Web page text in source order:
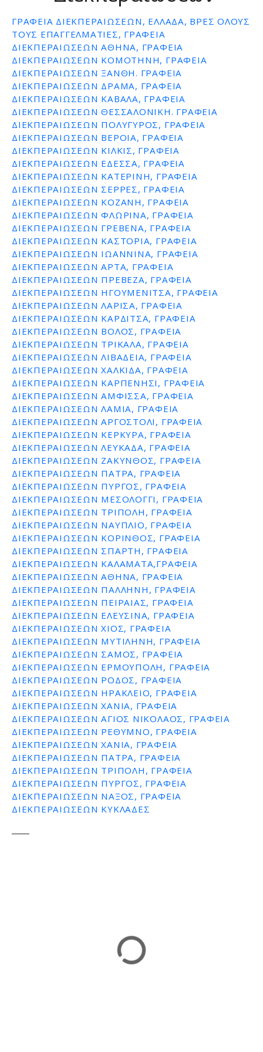
ΓΡΑΦΕΊΑ ΔΙΕΚΠΕΡΑΙΏΣΕΩΝ, ΕΛΛΆΔΑ, ΒΡΕΣ ΌΛΟΥΣ
ΤΟΥΣ ΕΠΑΓΓΕΛΜΑΤΊΕΣ, ΓΡΑΦΕΙΑ
ΔΙΕΚΠΕΡΑΙΩΣΕΩΝ ΑΘΗΝΑ, ΓΡΑΦΕΙΑ
ΔΙΕΚΠΕΡΑΙΩΣΕΩΝ ΚΟΜΟΤΗΝΗ, ΓΡΑΦΕΙΑ
ΔΙΕΚΠΕΡΑΙΩΣΕΩΝ ΞΑΝΘΗ. ΓΡΑΦΕΙΑ
ΔΙΕΚΠΕΡΑΙΩΣΕΩΝ ΔΡΑΜΑ, ΓΡΑΦΕΙΑ
ΔΙΕΚΠΕΡΑΙΩΣΕΩΝ ΚΑΒΑΛΑ, ΓΡΑΦΕΙΑ
ΔΙΕΚΠΕΡΑΙΩΣΕΩΝ ΘΕΣΣΑΛΟΝΙΚΗ. ΓΡΑΦΕΙΑ
ΔΙΕΚΠΕΡΑΙΩΣΕΩΝ ΠΟΛΥΓΥΡΟΣ, ΓΡΑΦΕΙΑ
ΔΙΕΚΠΕΡΑΙΩΣΕΩΝ ΒΕΡΟΙΑ, ΓΡΑΦΕΙΑ
ΔΙΕΚΠΕΡΑΙΩΣΕΩΝ ΚΙΛΚΙΣ, ΓΡΑΦΕΙΑ
ΔΙΕΚΠΕΡΑΙΩΣΕΩΝ ΕΔΕΣΣΑ, ΓΡΑΦΕΙΑ
ΔΙΕΚΠΕΡΑΙΩΣΕΩΝ ΚΑΤΕΡΙΝΗ, ΓΡΑΦΕΙΑ
ΔΙΕΚΠΕΡΑΙΩΣΕΩΝ ΣΕΡΡΕΣ, ΓΡΑΦΕΙΑ
ΔΙΕΚΠΕΡΑΙΩΣΕΩΝ ΚΟΖΑΝΗ, ΓΡΑΦΕΙΑ
ΔΙΕΚΠΕΡΑΙΩΣΕΩΝ ΦΛΩΡΙΝΑ, ΓΡΑΦΕΙΑ
ΔΙΕΚΠΕΡΑΙΩΣΕΩΝ ΓΡΕΒΕΝΑ, ΓΡΑΦΕΙΑ
ΔΙΕΚΠΕΡΑΙΩΣΕΩΝ ΚΑΣΤΟΡΙΑ, ΓΡΑΦΕΙΑ
ΔΙΕΚΠΕΡΑΙΩΣΕΩΝ ΙΩΑΝΝΙΝΑ, ΓΡΑΦΕΙΑ
ΔΙΕΚΠΕΡΑΙΩΣΕΩΝ ΑΡΤΑ, ΓΡΑΦΕΙΑ
ΔΙΕΚΠΕΡΑΙΩΣΕΩΝ ΠΡΕΒΕΖΑ, ΓΡΑΦΕΙΑ
ΔΙΕΚΠΕΡΑΙΩΣΕΩΝ ΗΓΟΥΜΕΝΙΤΣΑ, ΓΡΑΦΕΙΑ
ΔΙΕΚΠΕΡΑΙΩΣΕΩΝ ΛΑΡΙΣΑ, ΓΡΑΦΕΙΑ
ΔΙΕΚΠΕΡΑΙΩΣΕΩΝ ΚΑΡΔΙΤΣΑ, ΓΡΑΦΕΙΑ
ΔΙΕΚΠΕΡΑΙΩΣΕΩΝ ΒΟΛΟΣ, ΓΡΑΦΕΙΑ
ΔΙΕΚΠΕΡΑΙΩΣΕΩΝ ΤΡΙΚΑΛΑ, ΓΡΑΦΕΙΑ
ΔΙΕΚΠΕΡΑΙΩΣΕΩΝ ΛΙΒΑΔΕΙΑ, ΓΡΑΦΕΙΑ
ΔΙΕΚΠΕΡΑΙΩΣΕΩΝ ΧΑΛΚΙΔΑ, ΓΡΑΦΕΙΑ
ΔΙΕΚΠΕΡΑΙΩΣΕΩΝ ΚΑΡΠΕΝΗΣΙ, ΓΡΑΦΕΙΑ
ΔΙΕΚΠΕΡΑΙΩΣΕΩΝ ΑΜΦΙΣΣΑ, ΓΡΑΦΕΙΑ
ΔΙΕΚΠΕΡΑΙΩΣΕΩΝ ΛΑΜΙΑ, ΓΡΑΦΕΙΑ
ΔΙΕΚΠΕΡΑΙΩΣΕΩΝ ΑΡΓΟΣΤΟΛΙ, ΓΡΑΦΕΙΑ
ΔΙΕΚΠΕΡΑΙΩΣΕΩΝ ΚΕΡΚΥΡΑ, ΓΡΑΦΕΙΑ
ΔΙΕΚΠΕΡΑΙΩΣΕΩΝ ΛΕΥΚΑΔΑ, ΓΡΑΦΕΙΑ
ΔΙΕΚΠΕΡΑΙΩΣΕΩΝ ΖΑΚΥΝΘΟΣ, ΓΡΑΦΕΙΑ
ΔΙΕΚΠΕΡΑΙΩΣΕΩΝ ΠΑΤΡΑ, ΓΡΑΦΕΙΑ
ΔΙΕΚΠΕΡΑΙΩΣΕΩΝ ΠΥΡΓΟΣ, ΓΡΑΦΕΙΑ
ΔΙΕΚΠΕΡΑΙΩΣΕΩΝ ΜΕΣΟΛΟΓΓΙ, ΓΡΑΦΕΙΑ
ΔΙΕΚΠΕΡΑΙΩΣΕΩΝ ΤΡΙΠΟΛΗ, ΓΡΑΦΕΙΑ
ΔΙΕΚΠΕΡΑΙΩΣΕΩΝ ΝΑΥΠΛΙΟ, ΓΡΑΦΕΙΑ
ΔΙΕΚΠΕΡΑΙΩΣΕΩΝ ΚΟΡΙΝΘΟΣ, ΓΡΑΦΕΙΑ
ΔΙΕΚΠΕΡΑΙΩΣΕΩΝ ΣΠΑΡΤΗ, ΓΡΑΦΕΙΑ
ΔΙΕΚΠΕΡΑΙΩΣΕΩΝ ΚΑΛΑΜΑΤΑ,ΓΡΑΦΕΙΑ
ΔΙΕΚΠΕΡΑΙΩΣΕΩΝ ΑΘΗΝΑ, ΓΡΑΦΕΙΑ
ΔΙΕΚΠΕΡΑΙΩΣΕΩΝ ΠΑΛΛΗΝΗ, ΓΡΑΦΕΙΑ
ΔΙΕΚΠΕΡΑΙΩΣΕΩΝ ΠΕΙΡΑΙΑΣ, ΓΡΑΦΕΙΑ
ΔΙΕΚΠΕΡΑΙΩΣΕΩΝ ΕΛΕΥΣΙΝΑ, ΓΡΑΦΕΙΑ
ΔΙΕΚΠΕΡΑΙΩΣΕΩΝ ΧΙΟΣ, ΓΡΑΦΕΙΑ
ΔΙΕΚΠΕΡΑΙΩΣΕΩΝ ΜΥΤΙΛΗΝΗ, ΓΡΑΦΕΙΑ
ΔΙΕΚΠΕΡΑΙΩΣΕΩΝ ΣΑΜΟΣ, ΓΡΑΦΕΙΑ
ΔΙΕΚΠΕΡΑΙΩΣΕΩΝ ΕΡΜΟΥΠΟΛΗ, ΓΡΑΦΕΙΑ
ΔΙΕΚΠΕΡΑΙΩΣΕΩΝ ΡΟΔΟΣ, ΓΡΑΦΕΙΑ
ΔΙΕΚΠΕΡΑΙΩΣΕΩΝ ΗΡΑΚΛΕΙΟ, ΓΡΑΦΕΙΑ
ΔΙΕΚΠΕΡΑΙΩΣΕΩΝ ΧΑΝΙΑ, ΓΡΑΦΕΙΑ
ΔΙΕΚΠΕΡΑΙΩΣΕΩΝ ΑΓΙΟΣ ΝΙΚΟΛΑΟΣ, ΓΡΑΦΕΙΑ
ΔΙΕΚΠΕΡΑΙΩΣΕΩΝ ΡΕΘΥΜΝΟ, ΓΡΑΦΕΙΑ
ΔΙΕΚΠΕΡΑΙΩΣΕΩΝ ΧΑΝΙΑ, ΓΡΑΦΕΙΑ
ΔΙΕΚΠΕΡΑΙΩΣΕΩΝ ΠΑΤΡΑ, ΓΡΑΦΕΙΑ
ΔΙΕΚΠΕΡΑΙΩΣΕΩΝ ΤΡΙΠΟΛΗ, ΓΡΑΦΕΙΑ
ΔΙΕΚΠΕΡΑΙΩΣΕΩΝ ΠΥΡΓΟΣ, ΓΡΑΦΕΙΑ
ΔΙΕΚΠΕΡΑΙΩΣΕΩΝ ΝΑΞΟΣ, ΓΡΑΦΕΙΑ
ΔΙΕΚΠΕΡΑΙΩΣΕΩΝ ΚΥΚΛΑΔΕΣ